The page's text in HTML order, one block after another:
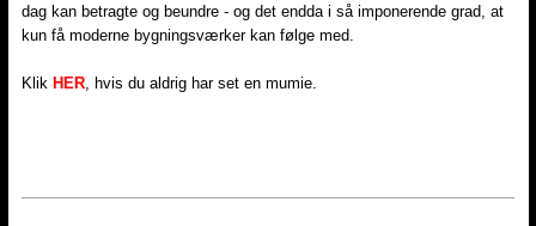
dag kan betragte og beundre - og det endda i så imponerende grad, at
kun få moderne bygningsværker kan følge med.
Klik HER , hvis du aldrig har set en mumie.​